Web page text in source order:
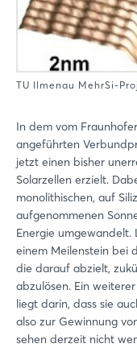
TU Ilmenau MehrSi-
In dem vom
angeführten
jetzt einen bisher
Solarzellen erzielt.
monolithischen, auf
aufgenommenen
Energie umgewandelt.
einem Meilenstein bei
die darauf abzielt,
abzulösen. Ein
liegt darin, dass sie
also zur Gewinnung
sehen derzeit nicht